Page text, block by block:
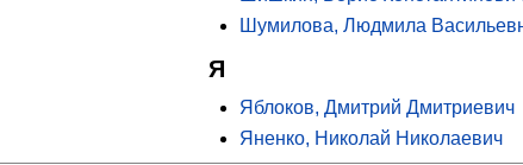
Шумилова, Людмила
Я
Яблоков, Дмитрий Дмитриевич
Яненко, Николай Николаевич